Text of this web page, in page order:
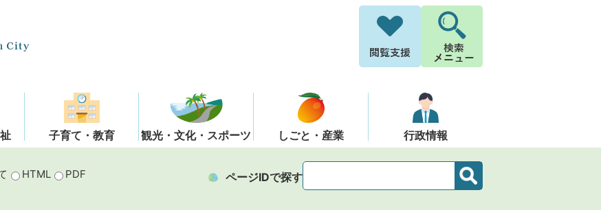
子育て・教育 観光・文化・スポーツ しごと・産業 行政情報
HTML PDF ページIDで探す